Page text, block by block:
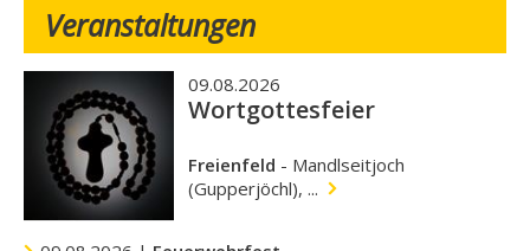
Veranstaltungen
09.08.2026
Wortgottesfeier
Freienfeld - Mandlseitjoch
(Gupperjöchl), ...